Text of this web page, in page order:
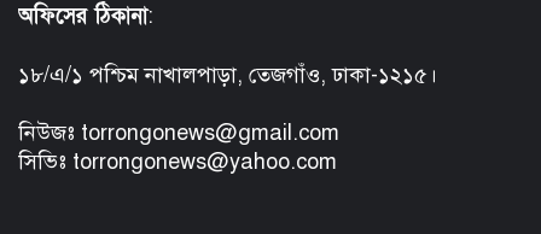
অফিসের ঠিকানা:
১৮/এ/১ পশ্চিম নাখালপাড়া, তেজগাঁও, ঢাকা-১২১৫।
নিউজঃ torrongonews@gmail.com
সিভিঃ torrongonews@yahoo.com